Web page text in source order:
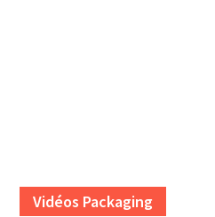
Vidéos Packaging